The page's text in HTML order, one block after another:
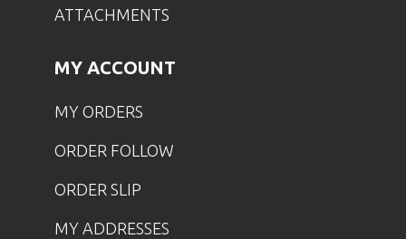
ATTACHMENTS
MY ACCOUNT
MY ORDERS
ORDER FOLLOW
ORDER SLIP
MY ADDRESSES